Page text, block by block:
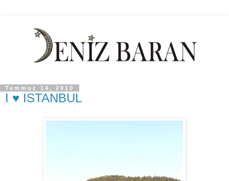
Temmuz 14, 2010
I ♥ ISTANBUL